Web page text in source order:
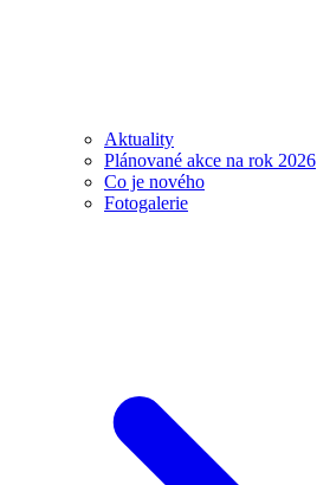
Aktuality
Plánované akce na rok 2026
Co je nového
Fotogalerie